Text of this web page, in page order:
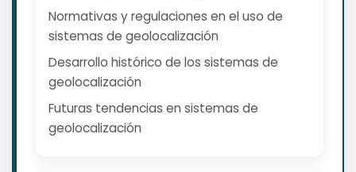
Normativas y regulaciones en el uso de
sistemas de geolocalización
Desarrollo histórico de los sistemas de
geolocalización
Futuras tendencias en sistemas de
geolocalización